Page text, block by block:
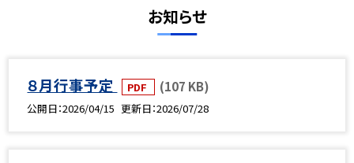
お知らせ
８月行事予定 PDF (107 KB)
公開日 2026/04/15 更新日 2026/07/28